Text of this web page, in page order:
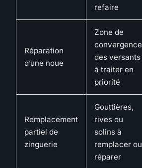
refaire
Réparation
d’une noue
Zone de
convergence
des versants
à traiter en
priorité
Remplacement
partiel de
zinguerie
Gouttières,
rives ou
solins à
remplacer ou
réparer